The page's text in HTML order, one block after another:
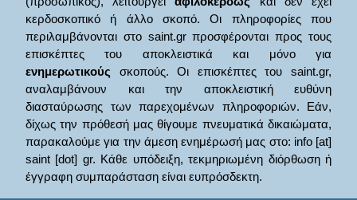
κερδοσκοπικό ή άλλο σκοπό. Οι πληροφορίες που
περιλαμβάνονται στο saint.gr προσφέρονται προς τους
επισκέπτες του αποκλειστικά και μόνο για
ενημερωτικούς σκοπούς. Οι επισκέπτες του saint.gr,
αναλαμβάνουν και την αποκλειστική ευθύνη
διασταύρωσης των παρεχομένων πληροφοριών. Εάν,
δίχως την πρόθεσή μας θίγουμε πνευματικά δικαιώματα,
παρακαλούμε για την άμεση ενημέρωσή μας στο: info [at]
saint [dot] gr. Κάθε υπόδειξη, τεκμηριωμένη διόρθωση ή
έγγραφη συμπαράσταση είναι ευπρόσδεκτη.